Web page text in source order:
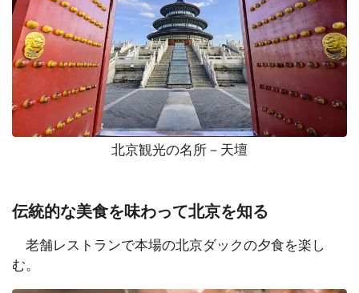
北京観光の名所－天壇
伝統的な美食を味わって北京を知る
老舗レストランで本場の北京ダックの夕食を楽し
む。